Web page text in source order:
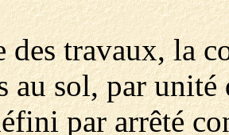
des travaux, la
au sol, par
par arrêté